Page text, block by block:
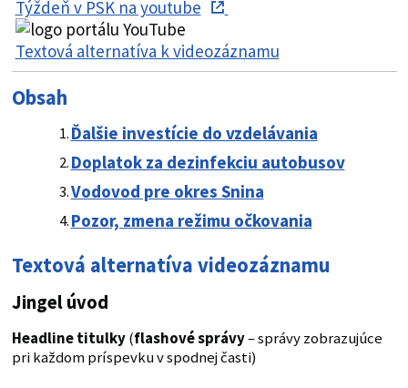
Týždeň v PSK na youtube
Textová alternatíva k videozáznamu
Obsah
Ďalšie investície do vzdelávania
Doplatok za dezinfekciu autobusov
Vodovod pre okres Snina
Pozor, zmena režimu očkovania
Textová alternatíva videozáznamu
Jingel úvod
Headline titulky(flashové správy– správy zobrazujúce
pri každom príspevku v spodnej časti)